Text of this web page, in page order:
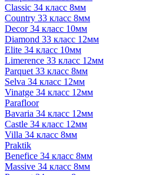
Classic 34 класс 8мм
Country 33 класс 8мм
Decor 34 класс 10мм
Diamond 33 класс 12мм
Elite 34 класс 10мм
Limerence 33 класс 12мм
Parquet 33 класс 8мм
Selva 34 класс 12мм
Vinatge 34 класс 12мм
Parafloor
Bavaria 34 класс 12мм
Castle 34 класс 12мм
Villa 34 класс 8мм
Praktik
Benefice 34 класс 8мм
Massive 34 класс 8мм